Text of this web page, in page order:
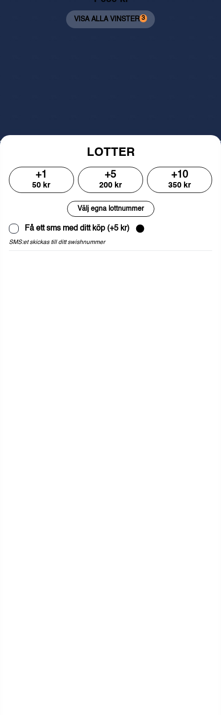
VISA ALLA VINSTER 3
LOTTER
+1
50 kr
+5
200kr
+10
350 kr
Välj egna lottnummer
Få ett sms med ditt köp(+5kr)
SMS:et skickas till ditt swishnummer